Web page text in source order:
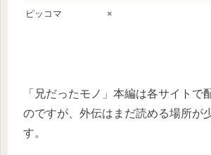
ピッコマ
×
「兄だったモノ」本編は各サイトで
のですが、外伝はまだ読める場所が
す。